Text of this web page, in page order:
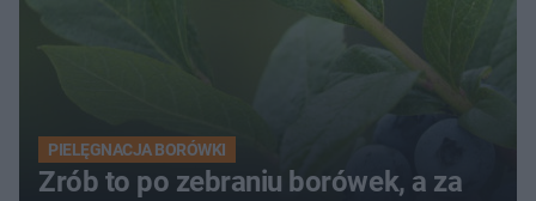
PIELĘGNACJA BORÓWKI
Zrób to po zebraniu borówek, a za